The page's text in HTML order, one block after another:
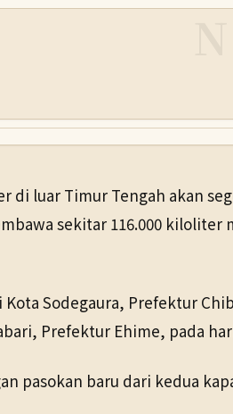
di luar Timur Tengah akan
sekitar 116.000 kiloliter
Sodegaura, Prefektur
Prefektur Ehime, pada
pasokan baru dari kedua